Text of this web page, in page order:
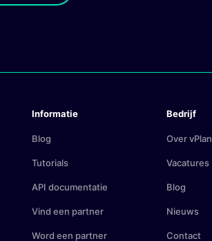
Informatie
Blog
Tutorials
API documentatie
Vind een partner
Word een partner
Bedrijf
Over vPlan
Vacatures
Blog
Nieuws
Contact